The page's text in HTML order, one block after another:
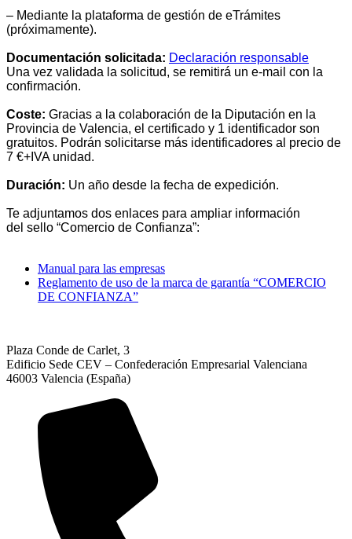
– Mediante la plataforma de gestión de eTrámites
(próximamente).
Documentación solicitada: Declaración responsable
Una vez validada la solicitud, se remitirá un e-mail con la
confirmación.
Coste: Gracias a la colaboración de la Diputación en la
Provincia de Valencia, el certificado y 1 identificador son
gratuitos. Podrán solicitarse más identificadores al precio de
7 €+IVA unidad.
Duración: Un año desde la fecha de expedición.
Te adjuntamos dos enlaces para ampliar información
del sello “Comercio de Confianza”:
Manual para las empresas
Reglamento de uso de la marca de garantía “COMERCIO
DE CONFIANZA”
Plaza Conde de Carlet, 3
Edificio Sede CEV – Confederación Empresarial Valenciana
46003 Valencia (España)